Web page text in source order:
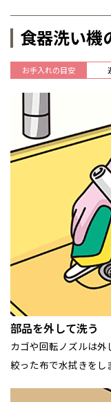
食器洗い機
お手入れの目安
部品を外して洗う
カゴや回転ノズルは外
絞った布で水拭きをし